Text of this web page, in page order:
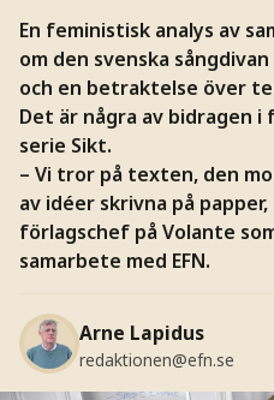
En feministisk analys av
om den svenska
och en betraktelse över
Det är några av bidragen i
serie Sikt.
– Vi tror på texten, den
av idéer skrivna på
förlagschef på Volante
samarbete med EFN.
Arne Lapidus
redaktionen@efn.se